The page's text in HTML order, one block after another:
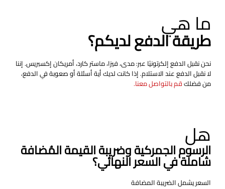
ما هي
طريقة الدفع لديكم؟
نحن نقبل الدفع إلكرتونيًا عبر: مدى، فيزا، ماستر كارد، أمريكان إكسبريس. إننا
لا نقبل الدفع عند الاستلام. إذا كانت لديك أية أسئلة أو صعوبة في الدفع،
من فضلكقم بالتواصل معنا.
هل
الرسوم الجمركية وضريبة القيمة المُضافة
شاملة في السعر النهائي؟
السعر يشمل الضريبة المضافة